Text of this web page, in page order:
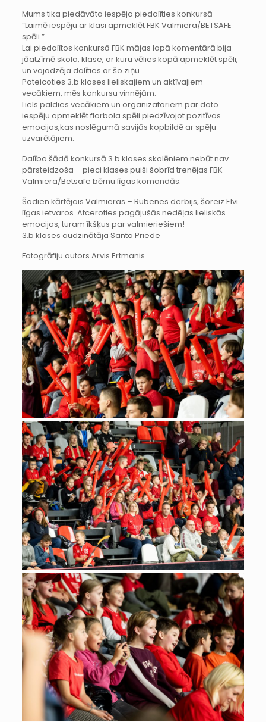
Mums tika piedāvāta iespēja piedalīties konkursā –
“Laimē iespēju ar klasi apmeklēt FBK Valmiera/BETSAFE
spēli.”
Lai piedalītos konkursā FBK mājas lapā komentārā bija
jāatzīmē skola, klase, ar kuru vēlies kopā apmeklēt spēli,
un vajadzēja dalīties ar šo ziņu.
Pateicoties 3.b klases lieliskajiem un aktīvajiem
vecākiem, mēs konkursu vinnējām.
Liels paldies vecākiem un organizatoriem par doto
iespēju apmeklēt florbola spēli piedzīvojot pozitīvas
emocijas,kas noslēgumā savijās kopbildē ar spēļu
uzvarētājiem.
Dalība šādā konkursā 3.b klases skolēniem nebūt nav
pārsteidzoša – pieci klases puiši šobrīd trenējas FBK
Valmiera/Betsafe bērnu līgas komandās.
Šodien kārtējais Valmieras – Rubenes derbijs, šoreiz Elvi
līgas ietvaros. Atceroties pagājušās nedēļas lieliskās
emocijas, turam īkšķus par valmieriešiem!
3.b klases audzinātāja Santa Priede
Fotogrāfiju autors Arvis Ertmanis